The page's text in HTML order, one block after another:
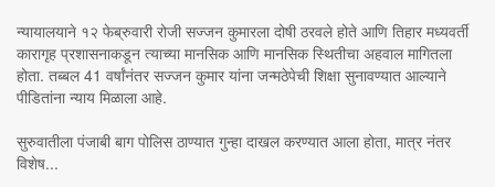
न्यायालयाने १२ फेब्रुवारी रोजी सज्जन कुमारला दोषी ठरवले होते आणि तिहार मध्यवर्ती
कारागृह प्रशासनाकडून त्याच्या मानसिक आणि मानसिक स्थितीचा अहवाल मागितला
होता. तब्बल 41 वर्षांनंतर सज्जन कुमार यांना जन्मठेपेची शिक्षा सुनावण्यात आल्याने
पीडितांना न्याय मिळाला आहे.
सुरुवातीला पंजाबी बाग पोलिस ठाण्यात गुन्हा दाखल करण्यात आला होता, मात्र नंतर
विशेष...